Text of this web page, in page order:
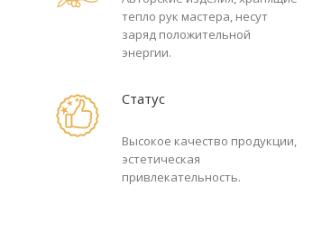
тепло рук мастера, несут
заряд положительной
энергии.
Статус
Высокое качество продукции,
эстетическая
привлекательность.